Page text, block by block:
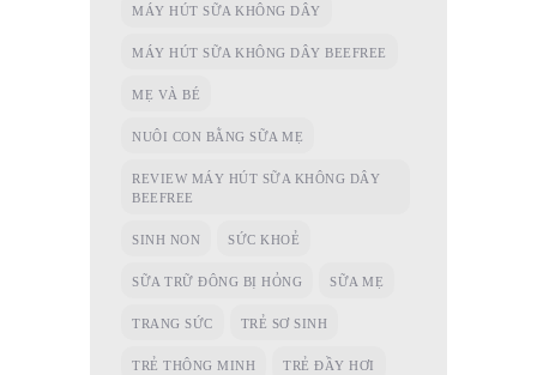
MÁY HÚT SỮA KHÔNG DÂY
MÁY HÚT SỮA KHÔNG DÂY BEEFREE
MẸ VÀ BÉ
NUÔI CON BẰNG SỮA MẸ
REVIEW MÁY HÚT SỮA KHÔNG DÂY
BEEFREE
SINH NON SỨC KHOẺ
SỮA TRỮ ĐÔNG BỊ HỎNG SỮA MẸ
TRANG SỨC TRẺ SƠ SINH
TRẺ THÔNG MINH TRẺ ĐẦY HƠI